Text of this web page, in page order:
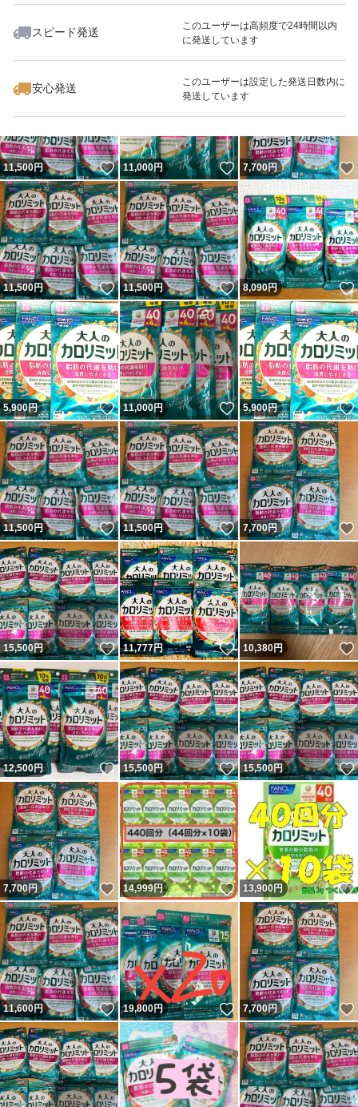
スピード発送
このユーザーは高頻度で24時間以内
に発送しています
安心発送
このユーザーは設定した発送日数内に
発送しています
いいね！
7,700
11,500円 いいね！
11,000円 いいね！
7,700円
11,500円 いいね！
11,500円 いいね！
8,090円
5,900円 いいね！
11,000円 いいね！
5,900円
11,500円 いいね！
11,500円 いいね！
7,700円
15,500円 いいね！
11,777円 いいね！
10,380円
12,500円 いいね！
15,500円 いいね！
15,500円
7,700円 いいね！
14,999円 いいね！
13,900円
11,600円 いいね！
19,800円 いいね！
7,700円